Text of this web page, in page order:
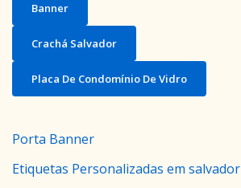
Banner
Crachá Salvador
Placa De Condomínio De Vidro
Porta Banner
Etiquetas Personalizadas em salvador